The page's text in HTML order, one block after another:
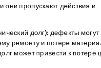
они пропускают действия и
долг): дефекты могут
ремонту и потере
может привести к потере